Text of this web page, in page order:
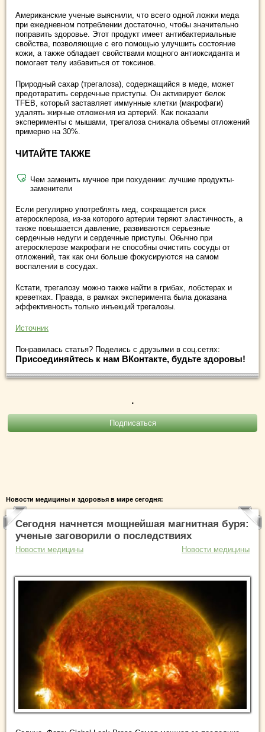
Американские ученые выяснили, что всего одной ложки меда
при ежедневном потреблении достаточно, чтобы значительно
поправить здоровье. Этот продукт имеет антибактериальные
свойства, позволяющие с его помощью улучшить состояние
кожи, а также обладает свойствами мощного антиоксиданта и
помогает телу избавиться от токсинов.
Природный сахар (трегалоза), содержащийся в меде, может
предотвратить сердечные приступы. Он активирует белок
TFEB, который заставляет иммунные клетки (макрофаги)
удалять жирные отложения из артерий. Как показали
эксперименты с мышами, трегалоза снижала объемы отложений
примерно на 30%.
ЧИТАЙТЕ ТАКЖЕ
Чем заменить мучное при похудении: лучшие продукты-
заменители
Если регулярно употреблять мед, сокращается риск
атеросклероза, из-за которого артерии теряют эластичность, а
также повышается давление, развиваются серьезные
сердечные недуги и сердечные приступы. Обычно при
атеросклерозе макрофаги не способны очистить сосуды от
отложений, так как они больше фокусируются на самом
воспалении в сосудах.
Кстати, трегалозу можно также найти в грибах, лобстерах и
креветках. Правда, в рамках эксперимента была доказана
эффективность только инъекций трегалозы.
Источник
Понравилась статья? Поделись с друзьями в соц.сетях:
Присоединяйтесь к нам ВКонтакте, будьте здоровы!
.
Новости медицины и здоровья в мире сегодня:
Сегодня начнется мощнейшая магнитная буря:
ученые заговорили о последствиях
Новости медицины Новости медицины